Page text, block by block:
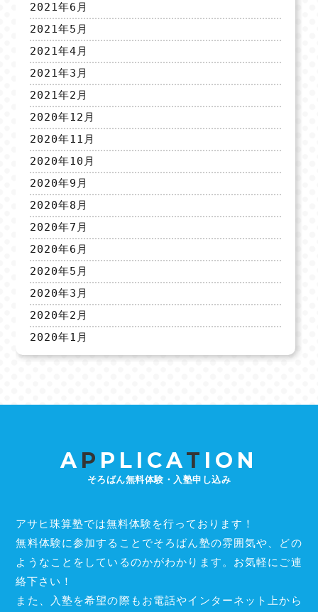
2021年6月
2021年5月
2021年4月
2021年3月
2021年2月
2020年12月
2020年11月
2020年10月
2020年9月
2020年8月
2020年7月
2020年6月
2020年5月
2020年3月
2020年2月
2020年1月
A P PLICAT ION
そろばん無料体験・入塾申し込み
アサヒ珠算塾では無料体験を行っております！
無料体験に参加することでそろばん塾の雰囲気や、どの
ようなことをしているのかがわかります。お気軽にご連
絡下さい！
また、入塾を希望の際もお電話やインターネット上から